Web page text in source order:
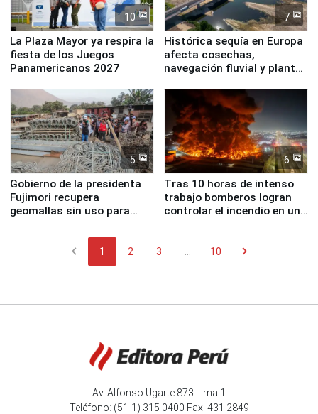
10
La Plaza Mayor ya respira la
fiesta de los Juegos
Panamericanos 2027
7
Histórica sequía en Europa
afecta cosechas,
navegación fluvial y plantas
5
Gobierno de la presidenta
Fujimori recupera
geomallas sin uso para
Fenómeno El Niño
6
Tras 10 horas de intenso
trabajo bomberos logran
controlar el incendio en una
chevron_left 1 2 3 10 chevron_right
Av. Alfonso Ugarte 873 Lima 1
Teléfono: (51-1) 315 0400 Fax: 431 2849